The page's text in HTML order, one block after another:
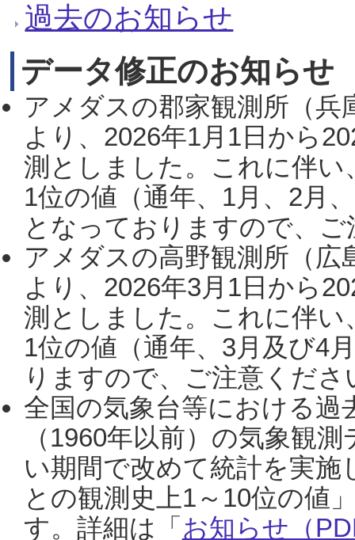
過去のお知らせ
データ修正のお知らせ
アメダスの郡家観測所（
より、2026年1月1日から
測としました。これに伴い
1位の値（通年、1月、2月
となっておりますので、
アメダスの高野観測所（
より、2026年3月1日から
測としました。これに伴い
1位の値（通年、3月及び4
りますので、ご注意くだ
全国の気象台等における過
（1960年以前）の気象観
い期間で改めて統計を実
との観測史上1～10位の値
す。詳細は「 お知らせ（